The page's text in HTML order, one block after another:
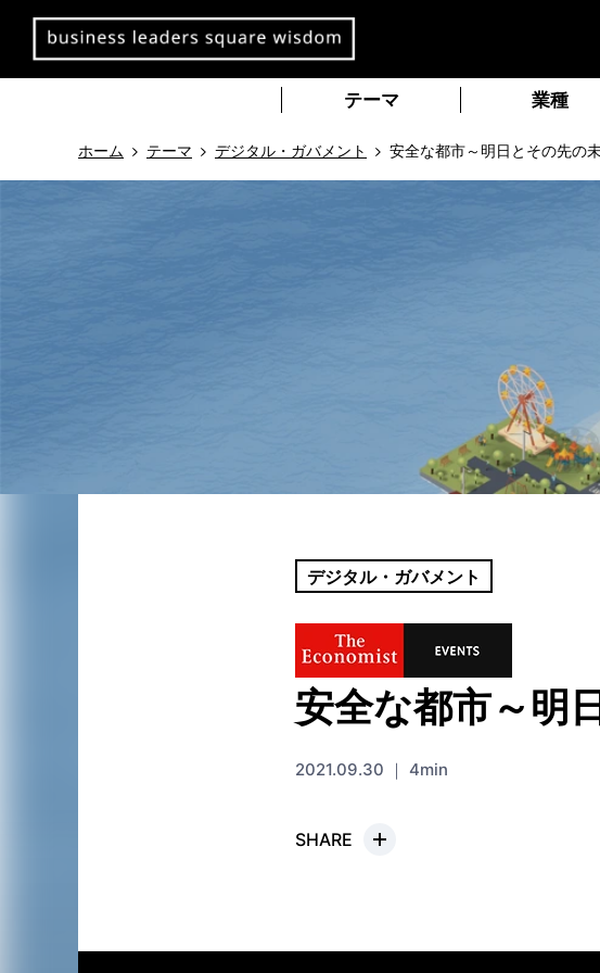
テーマ 業種
ホーム テーマ デジタル・ガバメント 安全な都市～明日とその先の
安全な都市～明
デジタル・ガバメント
2021.09.30 ｜ 4min
SHARE